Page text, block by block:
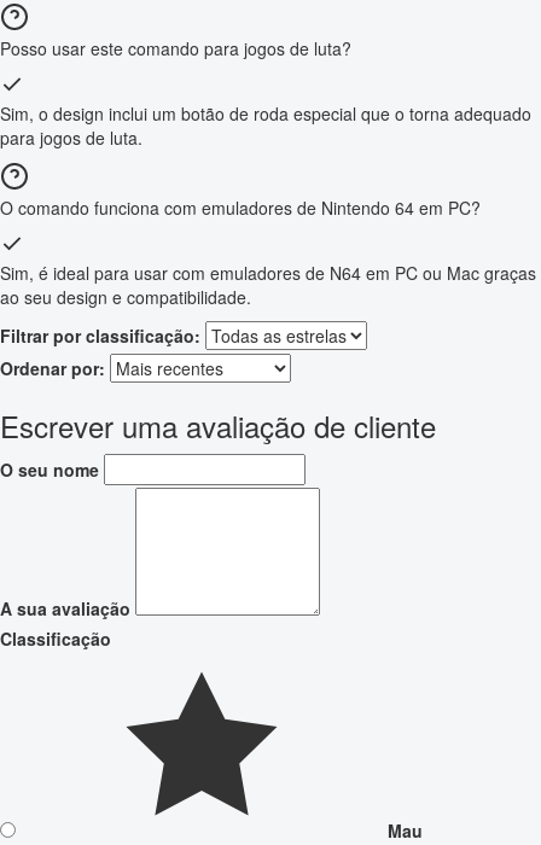
Posso usar este comando para jogos de luta?
Sim, o design inclui um botão de roda especial que o torna adequado
para jogos de luta.
O comando funciona com emuladores de Nintendo 64 em PC?
Sim, é ideal para usar com emuladores de N64 em PC ou Mac graças
ao seu design e compatibilidade.
Filtrar por classificação:
Ordenar por:
Escrever uma avaliação de cliente
O seu nome
A sua avaliação
Classificação
Mau